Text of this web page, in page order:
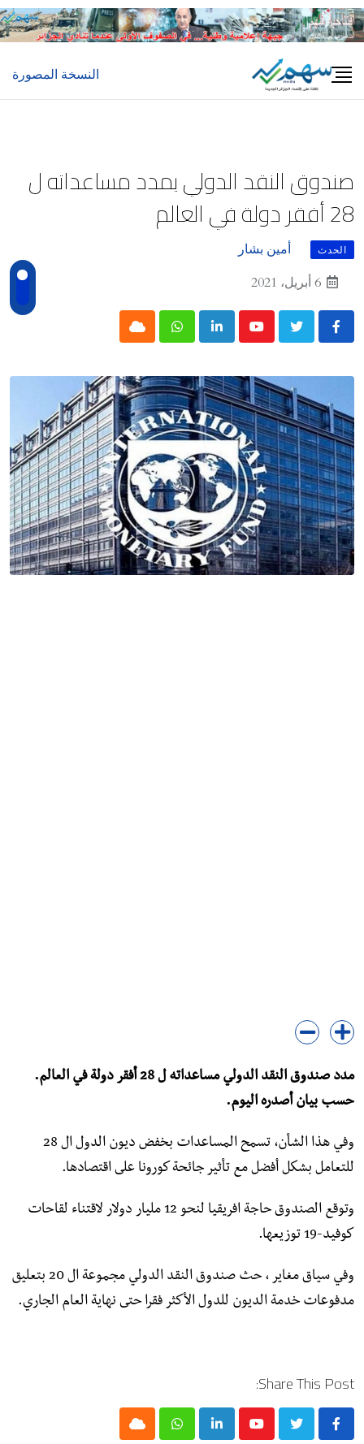
Skip
to
النسخة المصورة
صندوق النقد الدولي يمدد مساعداته ل
28 أفقر دولة في العالم
الحدث
أمين بشار
6 أبريل، 2021
Youtube
LinkedIn
Whatsapp
Cloud
مدد صندوق النقد الدولي مساعداته ل 28 أفقر دولة في العالم.
حسب بيان أصدره اليوم.
وفي هذا الشأن، تسمح المساعدات بخفض ديون الدول ال 28
للتعامل بشكل أفضل مع تأثير جائحة كورونا على اقتصادها.
وتوقع الصندوق حاجة افريقيا لنحو 12 مليار دولار لاقتناء لقاحات
كوفيد-19 توزيعها.
وفي سياق مغاير ، حث صندوق النقد الدولي مجموعة ال 20 بتعليق
مدفوعات خدمة الديون للدول الأكثر فقرا حتى نهاية العام الجاري.
Share This Post:
Youtube
LinkedIn
Whatsapp
Cloud